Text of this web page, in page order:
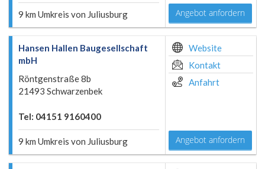
9 km Umkreis von Juliusburg Angebot anfordern
Hansen Hallen Baugesellschaft
mbH
Röntgenstraße 8b
21493 Schwarzenbek
Tel: 04151 9160400
9 km Umkreis von Juliusburg
Website
Kontakt
Anfahrt
Angebot anfordern